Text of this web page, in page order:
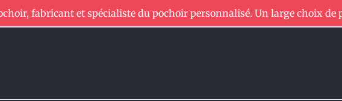
fabricant et spécialiste du pochoir personnalisé. Un large choix